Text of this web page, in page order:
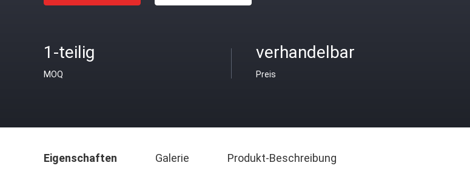
1-teilig
MOQ
verhandelbar
Preis
Eigenschaften Galerie Produkt-Beschreibung